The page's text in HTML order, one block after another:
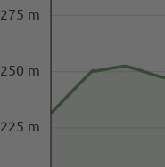
225 m
250 m
275 m